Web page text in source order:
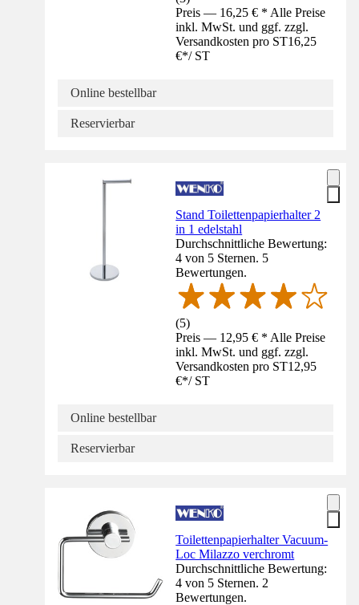
Preis — 16,25 € * Alle Preise
inkl. MwSt. und ggf. zzgl.
Versandkosten pro ST16,25
€*/ ST
Online bestellbar
Reservierbar
Stand Toilettenpapierhalter 2
in 1 edelstahl
Durchschnittliche Bewertung:
4 von 5 Sternen. 5
Bewertungen.
(5)
Preis — 12,95 € * Alle Preise
inkl. MwSt. und ggf. zzgl.
Versandkosten pro ST12,95
€*/ ST
Online bestellbar
Reservierbar
Toilettenpapierhalter Vacuum-
Loc Milazzo verchromt
Durchschnittliche Bewertung:
4 von 5 Sternen. 2
Bewertungen.